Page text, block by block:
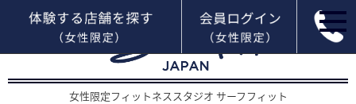
女性限定フィットネススタジオ サーフフィット